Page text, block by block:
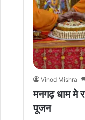
Vinod Mishra
मनगढ़ धाम मे
पूजन